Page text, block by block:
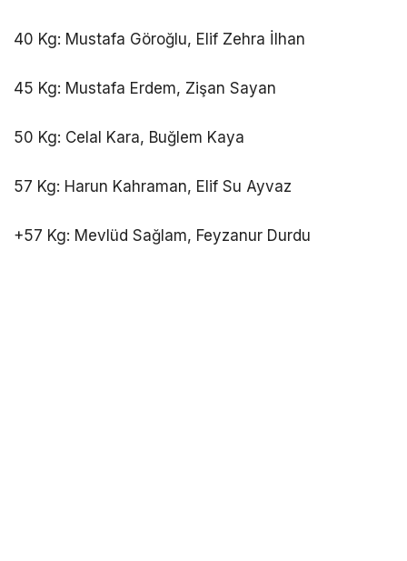
40 Kg: Mustafa Göroğlu, Elif Zehra İlhan
45 Kg: Mustafa Erdem, Zişan Sayan
50 Kg: Celal Kara, Buğlem Kaya
57 Kg: Harun Kahraman, Elif Su Ayvaz
+57 Kg: Mevlüd Sağlam, Feyzanur Durdu